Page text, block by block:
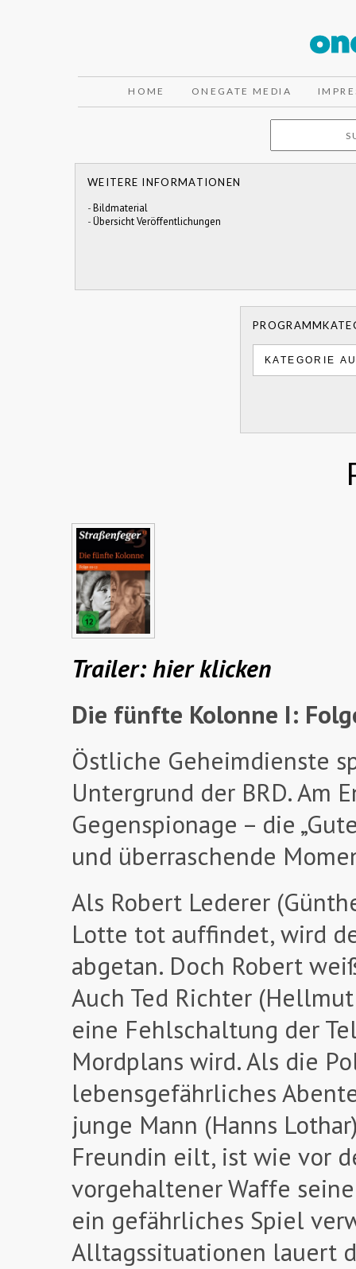
HOME ONEGATE MEDIA
WEITERE INFORMATIONEN
-Bildmaterial
-Übersicht Veröffentlichungen
Trailer: hier klicken
Die fünfte Kolonne I:
Östliche Geheimdienste
Untergrund der BRD. Am
Gegenspionage – die
und überraschende
Als Robert Lederer
Lotte tot auffindet, wird
abgetan. Doch Robert
Auch Ted Richter
eine Fehlschaltung der
Mordplans wird. Als die
lebensgefährliches
junge Mann (Hanns
Freundin eilt, ist wie vor
vorgehaltener Waffe
ein gefährliches Spiel
Alltagssituationen lauert